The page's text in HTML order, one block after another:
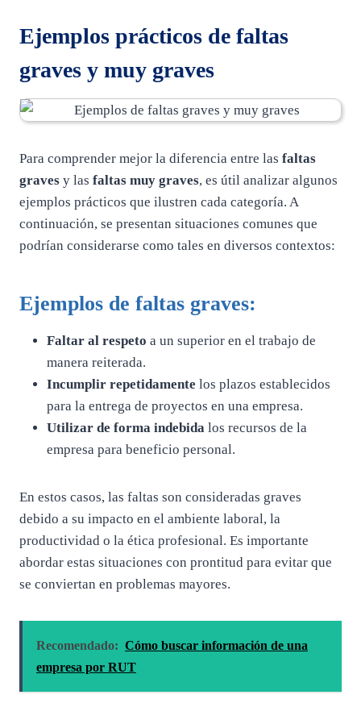
Ejemplos prácticos de faltas
graves y muy graves
Para comprender mejor la diferencia entre las faltas
graves y las faltas muy graves, es útil analizar algunos
ejemplos prácticos que ilustren cada categoría. A
continuación, se presentan situaciones comunes que
podrían considerarse como tales en diversos contextos:
Ejemplos de faltas graves:
Faltar al respeto a un superior en el trabajo de
manera reiterada.
Incumplir repetidamente los plazos establecidos
para la entrega de proyectos en una empresa.
Utilizar de forma indebida los recursos de la
empresa para beneficio personal.
En estos casos, las faltas son consideradas graves
debido a su impacto en el ambiente laboral, la
productividad o la ética profesional. Es importante
abordar estas situaciones con prontitud para evitar que
se conviertan en problemas mayores.
Recomendado: Cómo buscar información de una
empresa por RUT